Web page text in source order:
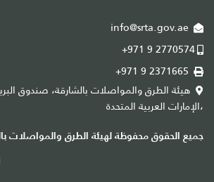
info@srta.gov.ae
+971 9 2770574
+971 9 2371665
،الإمارات العربية المتحدة
جميع الحقوق محفوظة لهيئة الطرق والمواصلات